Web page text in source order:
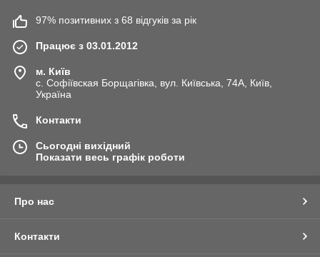
97% позитивних з 68 відгуків за рік
Працює з 03.01.2012
м. Київ
с. Софіївская Борщагівка, вул. Київська, 74А, Київ,
Україна
Контакти
Сьогодні вихідний
Показати весь графік роботи
Про нас
Контакти